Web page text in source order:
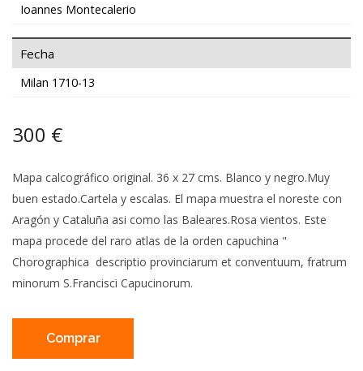
Ioannes Montecalerio
Fecha
Milan 1710-13
300 €
Mapa calcográfico original. 36 x 27 cms. Blanco y negro.Muy
buen estado.Cartela y escalas. El mapa muestra el noreste con
Aragón y Cataluña asi como las Baleares.Rosa vientos. Este
mapa procede del raro atlas de la orden capuchina "
Chorographica descriptio provinciarum et conventuum, fratrum
minorum S.Francisci Capucinorum.
Comprar